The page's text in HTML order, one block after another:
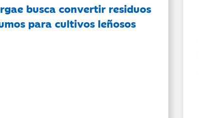
busca convertir residuos
para cultivos leñosos